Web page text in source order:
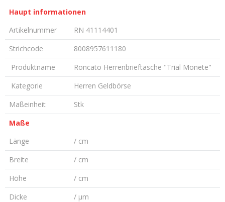
Haupt informationen
Artikelnummer
RN 41114401
Strichcode
8008957611180
Produktname
Roncato Herrenbrieftasche "Trial Monete"
Kategorie
Herren Geldbörse
Maßeinheit
Stk
Maße
Länge
/ cm
Breite
/ cm
Höhe
/ cm
Dicke
/ µm